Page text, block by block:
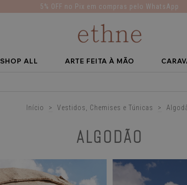
5% OFF no Pix em compras pelo WhatsApp
SHOP ALL ARTE FEITA À MÃO
Início > Vestidos, Chemises e Túnicas >
ALGODÃO